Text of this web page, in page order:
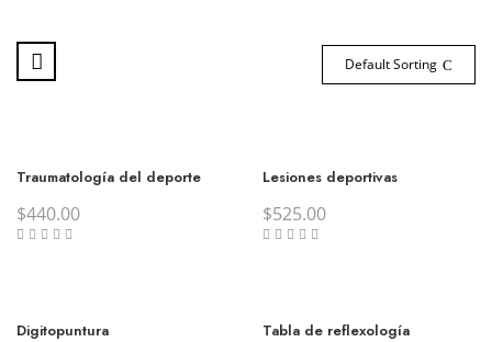
Default Sorting
Traumatología del deporte
$440.00
Lesiones deportivas
$525.00
Digitopuntura Tabla de reflexología